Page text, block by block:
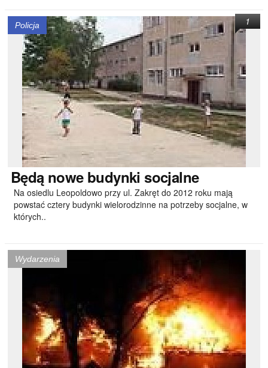
Policja
Będąnowe budynki socjalne
Na osiedlu Leopoldowo przy ul. Zakręt do 2012 roku mają
powstać cztery budynki wielorodzinne na potrzeby socjalne, w
których..
1
Wydarzenia